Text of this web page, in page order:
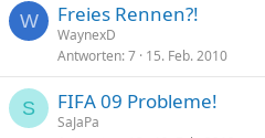
W Freies Rennen?!
WaynexD
Antworten 7 15. Feb. 2010
S FIFA 09 Probleme!
SaJaPa